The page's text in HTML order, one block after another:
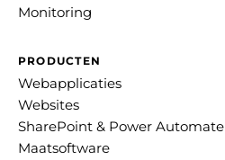
Monitoring
PRODUCTEN
Webapplicaties
Websites
SharePoint & Power Automate
Maatsoftware